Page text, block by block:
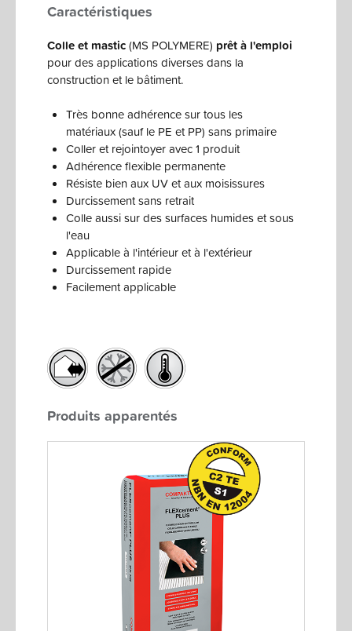
Caractéristiques
Colle et mastic(MS POLYMERE) prêt à l'emploi
pour des applications diverses dans la
construction et le bâtiment.
Très bonne adhérence sur tous les
matériaux (sauf le PE et PP) sans primaire
Coller et rejointoyer avec 1 produit
Adhérence flexible permanente
Résiste bien aux UV et aux moisissures
Durcissement sans retrait
Colle aussi sur des surfaces humides et sous
l'eau
Applicable à l'intérieur et à l'extérieur
Durcissement rapide
Facilement applicable
Produits apparentés